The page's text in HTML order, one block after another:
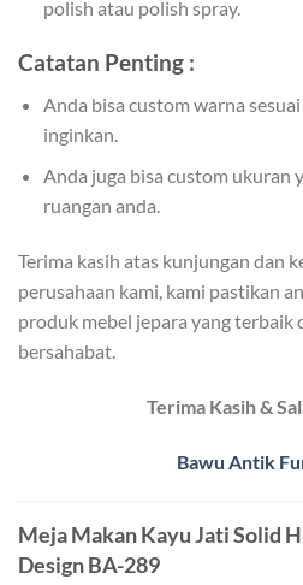
polish atau polish spray.
Catatan Penting :
Anda bisa custom warna
inginkan.
Anda juga bisa custom ukuran
ruangan anda.
Terima kasih atas kunjungan dan
perusahaan kami, kami pastikan
produk mebel jepara yang terbaik
bersahabat.
Terima Kasih &
Bawu Antik
Meja Makan Kayu Jati Solid
Design BA-289